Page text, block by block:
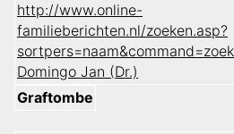
http://www.online-
familieberichten.nl/zoeken.asp?
Domingo Jan (Dr.)
Graftombe